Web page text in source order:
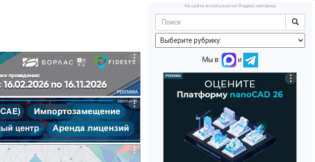
На сайте используется Яндекс метрика
Мы в: и